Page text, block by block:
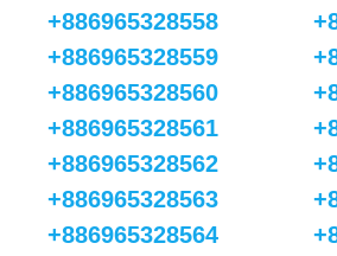
+886965328558
+886965328559
+886965328560
+886965328561
+886965328562
+886965328563
+886965328564